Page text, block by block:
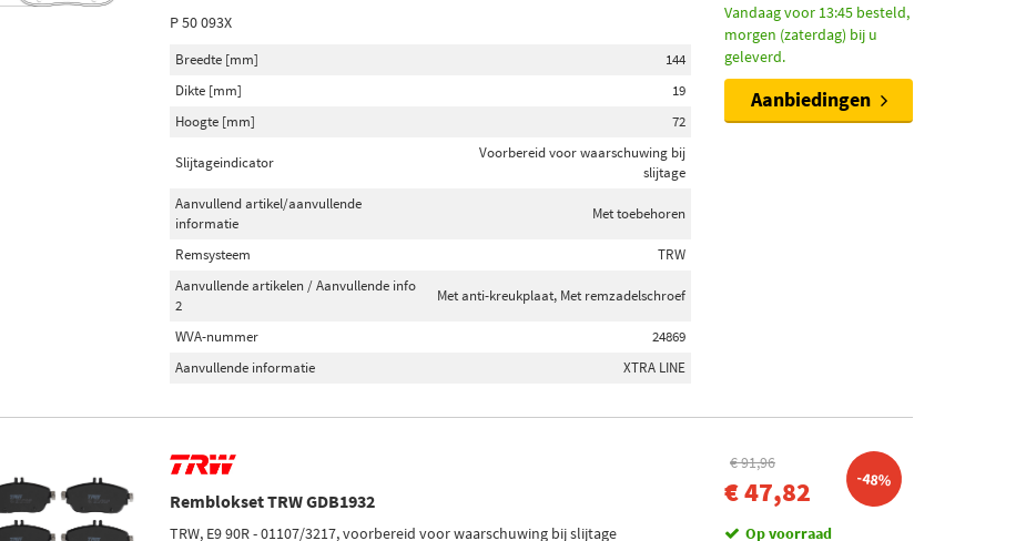
P 50 093X
Breedte [mm]
144
Dikte [mm]
19
Hoogte [mm]
72
Slijtageindicator
Voorbereid voor waarschuwing bij
slijtage
Aanvullend artikel/aanvullende
informatie
Met toebehoren
Remsysteem
TRW
Aanvullende artikelen / Aanvullende info
2
Met anti-kreukplaat, Met remzadelschroef
WVA-nummer
24869
Aanvullende informatie
XTRA LINE
Vandaag voor 13:45 besteld,
morgen (zaterdag) bij u
geleverd.
Aanbiedingen
Remblokset TRW GDB1932
TRW, E9 90R - 01107/3217, voorbereid voor waarschuwing bij slijtage
€ 91,96
€ 47,82 -48%
Op voorraad